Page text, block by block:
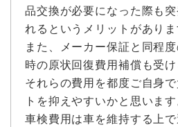
品交換が必要になった際も
れるというメリットがありま
また、メーカー保証と同程
時の原状回復費用補償も受
それらの費用を都度ご自身
トを抑えやすいかと思います
車検費用は車を維持する上